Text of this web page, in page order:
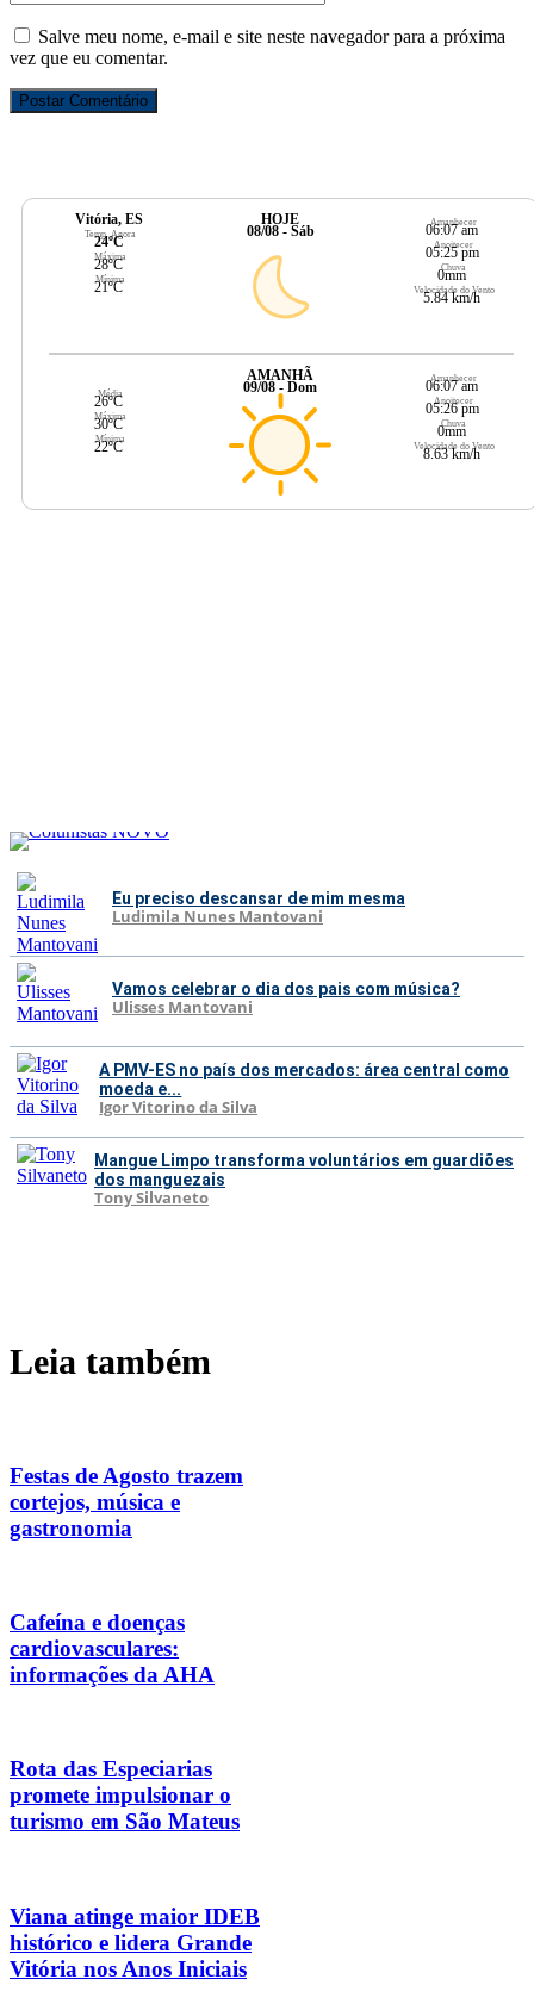
Salve meu nome, e-mail e site neste navegador para a próxima
vez que eu comentar.
Vitória, ES
Temp. Agora
24ºC
Máxima
28ºC
Mínima
21ºC
HOJE
08/08 - Sáb
Amanhecer
06:07 am
Anoitecer
05:25 pm
Chuva
0mm
Velocidade do Vento
5.84 km/h
Média
26ºC
Máxima
30ºC
Mínima
22ºC
AMANHÃ
09/08 - Dom
Amanhecer
06:07 am
Anoitecer
05:26 pm
Chuva
0mm
Velocidade do Vento
8.63 km/h
Eu preciso descansar de mim mesma
Ludimila Nunes Mantovani
Vamos celebrar o dia dos pais com música?
Ulisses Mantovani
A PMV-ES no país dos mercados: área central como
moeda e...
Igor Vitorino da Silva
Mangue Limpo transforma voluntários em guardiões
dos manguezais
Tony Silvaneto
Leia também
Festas de Agosto trazem
cortejos, música e
gastronomia
Cafeína e doenças
cardiovasculares:
informações da AHA
Rota das Especiarias
promete impulsionar o
turismo em São Mateus
Viana atinge maior IDEB
histórico e lidera Grande
Vitória nos Anos Iniciais